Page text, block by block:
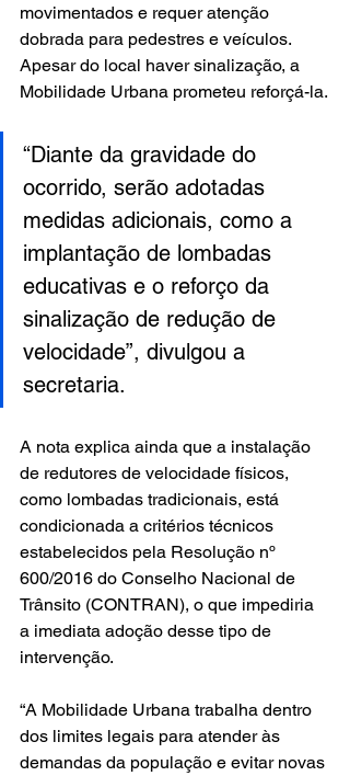
movimentados e requer atenção
dobrada para pedestres e veículos.
Apesar do local haver sinalização, a
Mobilidade Urbana prometeu reforçá-la.
“Diante da gravidade do
ocorrido, serão adotadas
medidas adicionais, como a
implantação de lombadas
educativas e o reforço da
sinalização de redução de
velocidade”, divulgou a
secretaria.
A nota explica ainda que a instalação
de redutores de velocidade físicos,
como lombadas tradicionais, está
condicionada a critérios técnicos
estabelecidos pela Resolução nº
600/2016 do Conselho Nacional de
Trânsito (CONTRAN), o que impediria
a imediata adoção desse tipo de
intervenção.
“A Mobilidade Urbana trabalha dentro
dos limites legais para atender às
demandas da população e evitar novas